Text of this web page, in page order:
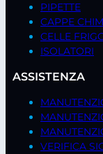
PIPETTE
CAPPE
CELLE
ISOLATORI
ASSISTENZA
VERIFICA